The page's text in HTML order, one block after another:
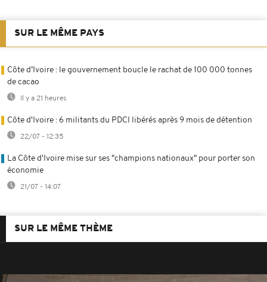
SUR LE MÊME PAYS
Côte d’Ivoire : le gouvernement boucle le rachat de 100 000 tonnes
de cacao
Il y a 21 heures
Côte d'Ivoire : 6 militants du PDCI libérés après 9 mois de détention
22/07 - 12:35
La Côte d'Ivoire mise sur ses "champions nationaux" pour porter son
économie
21/07 - 14:07
SUR LE MÊME THÈME